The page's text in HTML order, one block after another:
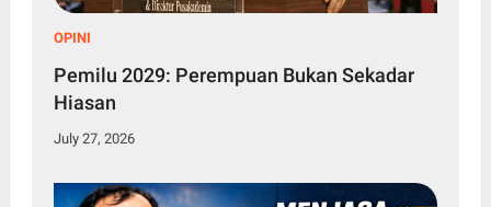
OPINI
Pemilu 2029: Perempuan Bukan Sekadar
Hiasan
July 27, 2026